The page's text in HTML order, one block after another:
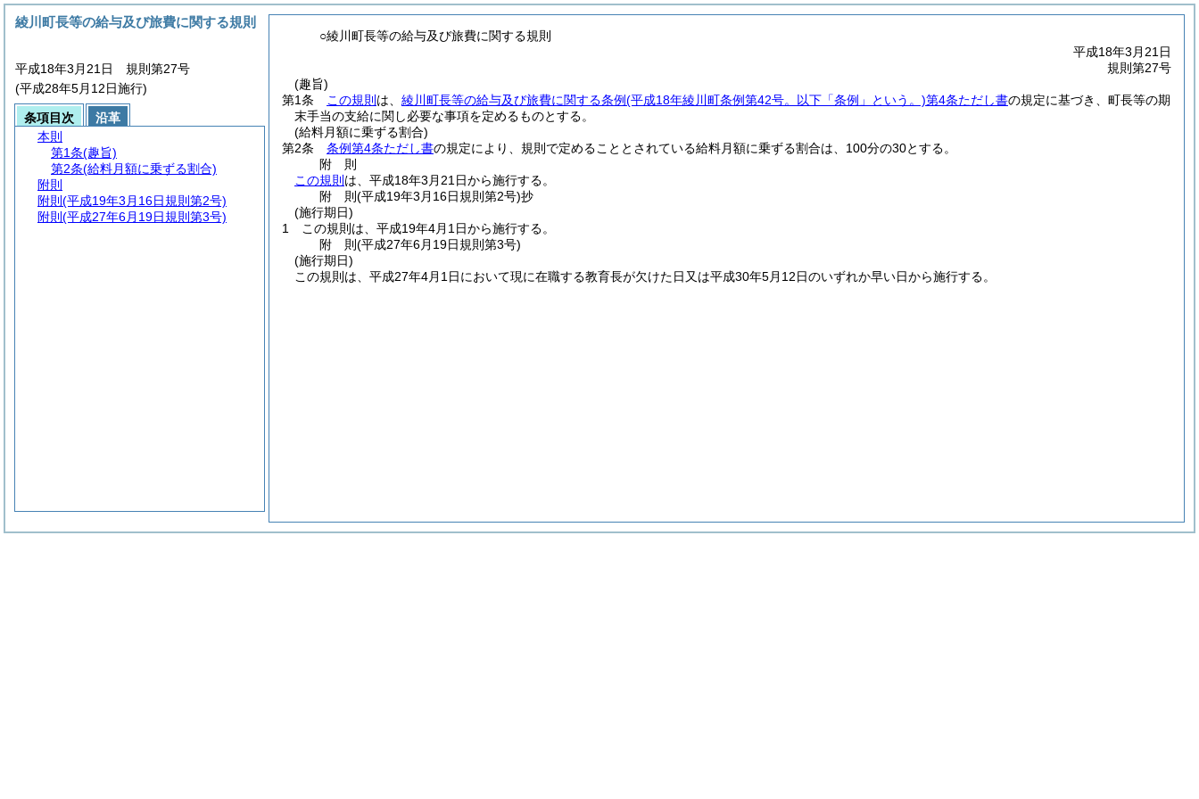
○綾川町長等の給与及び旅費に関する規則
平成18年3月21日
規則第27号
(趣旨)
第1条
この規則 は、 綾川町長等の給与及び旅費に関する条例(平成18年綾川町条例第42号。以下「条例」という。)第4条ただし書の規定に基づき、町長等の期
末手当の支給に関し必要な事項を定めるものとする。
(給料月額に乗ずる割合)
第2条
条例第4条ただし書の規定により、規則で定めることとされている給料月額に乗ずる割合は、100分の30とする。
附 則
この規則 は、平成18年3月21日から施行する。
附 則(平成19年3月16日規則第2号)抄
(施行期日)
1
この規則は、平成19年4月1日から施行する。
附 則(平成27年6月19日規則第3号)
(施行期日)
この規則は、平成27年4月1日において現に在職する教育長が欠けた日又は平成30年5月12日のいずれか早い日から施行する。
綾川町長等の給与及び旅費に関する規則
平成18年3月21日 規則第27号
(平成28年5月12日施行)
条項目次
沿革
本則
第1条(趣旨)
第2条(給料月額に乗ずる割合)
附則
附則 (平成19年3月16日規則第2号)
附則 (平成27年6月19日規則第3号)